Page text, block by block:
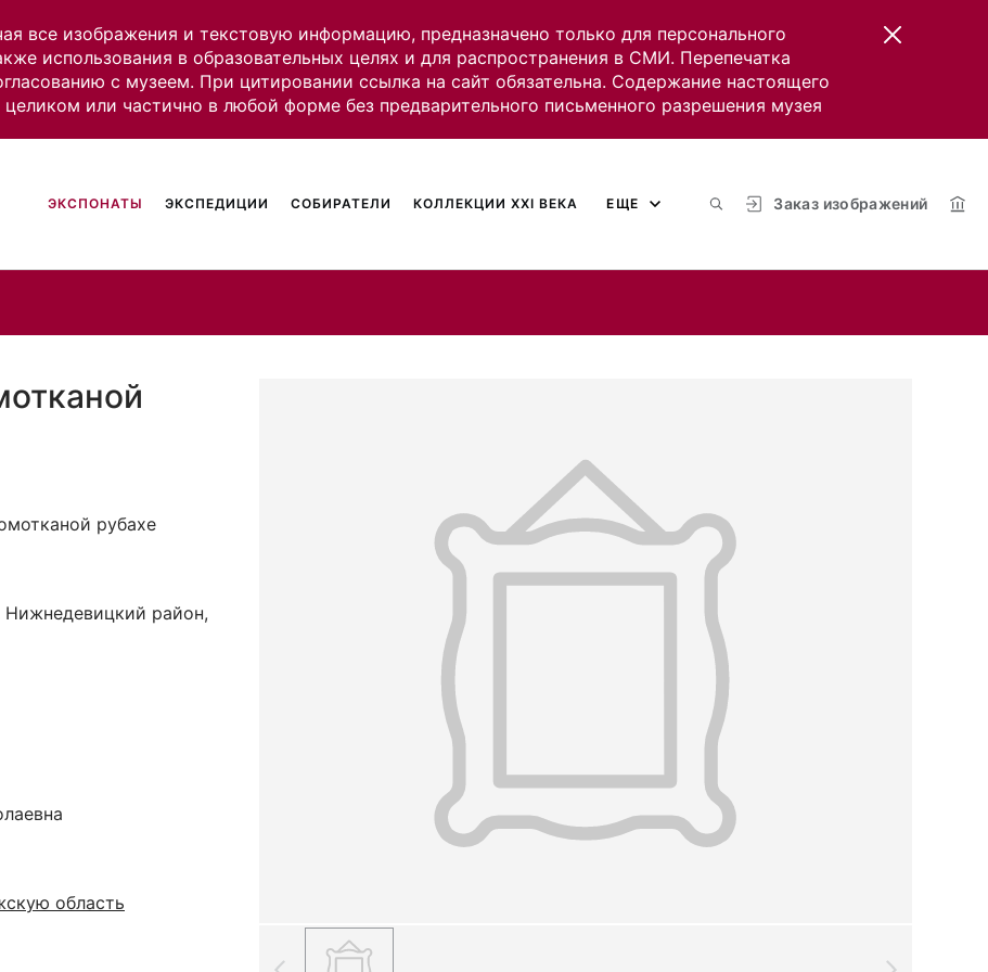
все изображения и текстовую информацию, предназначено только для персонального
использования в образовательных целях и для распространения в СМИ. Перепечатка
с музеем. При цитировании ссылка на сайт обязательна. Содержание настоящего
или частично в любой форме без предварительного письменного разрешения музея
Заказ изображений
ЭКСПОНАТЫ ЭКСПЕДИЦИИ СОБИРАТЕЛИ КОЛЛЕКЦИИ XXI ВЕКА ЕЩЕ
рубахе
Нижнедевицкий район,
область